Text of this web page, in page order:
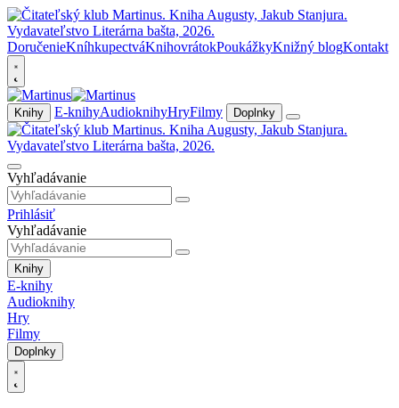
DoručenieKníhkupectváKnihovrátokPoukážkyKnižný blogKontakt
Knihy E-knihyAudioknihyHryFilmy Doplnky
Vyhľadávanie
Prihlásiť
Vyhľadávanie
Knihy
E-knihy
Audioknihy
Hry
Filmy
Doplnky